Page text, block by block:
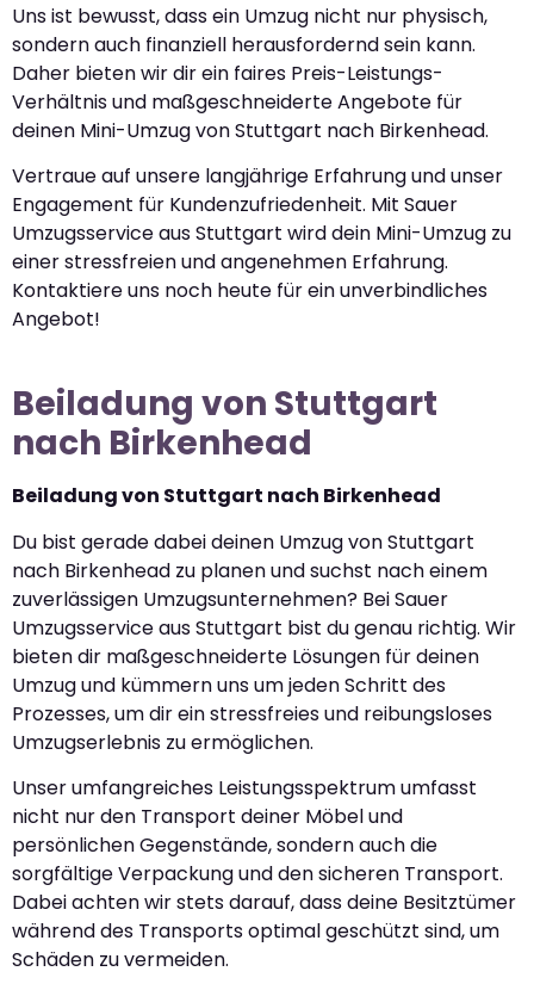
Uns ist bewusst, dass ein Umzug nicht nur physisch,
sondern auch finanziell herausfordernd sein kann.
Daher bieten wir dir ein faires Preis-Leistungs-
Verhältnis und maßgeschneiderte Angebote für
deinen Mini-Umzug von Stuttgart nach Birkenhead.
Vertraue auf unsere langjährige Erfahrung und unser
Engagement für Kundenzufriedenheit. Mit Sauer
Umzugsservice aus Stuttgart wird dein Mini-Umzug zu
einer stressfreien und angenehmen Erfahrung.
Kontaktiere uns noch heute für ein unverbindliches
Angebot!
Beiladung von Stuttgart
nach Birkenhead
Beiladung von Stuttgart nach Birkenhead
Du bist gerade dabei deinen Umzug von Stuttgart
nach Birkenhead zu planen und suchst nach einem
zuverlässigen Umzugsunternehmen? Bei Sauer
Umzugsservice aus Stuttgart bist du genau richtig. Wir
bieten dir maßgeschneiderte Lösungen für deinen
Umzug und kümmern uns um jeden Schritt des
Prozesses, um dir ein stressfreies und reibungsloses
Umzugserlebnis zu ermöglichen.
Unser umfangreiches Leistungsspektrum umfasst
nicht nur den Transport deiner Möbel und
persönlichen Gegenstände, sondern auch die
sorgfältige Verpackung und den sicheren Transport.
Dabei achten wir stets darauf, dass deine Besitztümer
während des Transports optimal geschützt sind, um
Schäden zu vermeiden.